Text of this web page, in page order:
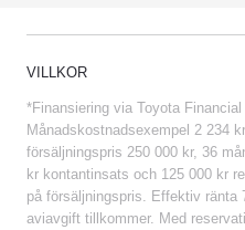
VILLKOR
*Finansiering via Toyota
Månadskostnadsexempel 2 234
försäljningspris 250 000 kr, 36
kr kontantinsats och 125 000 kr
på försäljningspris. Effektiv ränta
aviavgift tillkommer. Med